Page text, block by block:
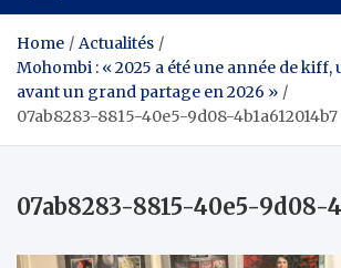
Home
Actualités
Mohombi : « 2025 a été une année de
avant un grand partage en 2026 »
07ab8283-8815-40e5-9d08-4b1a612014b7
07ab8283-8815-40e5-9d08-